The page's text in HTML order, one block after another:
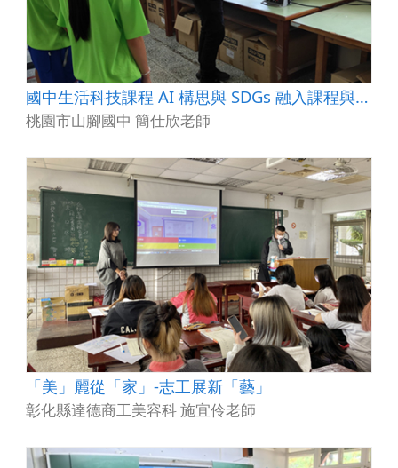
國中生活科技課程 AI 構思與 SDGs 融入課程與學習活動 －以七年級「創意思考實作」課程為例
桃園市山腳國中 簡仕欣老師
「美」麗從「家」-志工展新「藝」
彰化縣達德商工美容科 施宜伶老師